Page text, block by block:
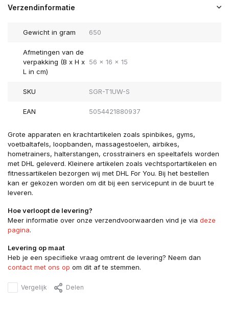
Verzendinformatie
Gewicht in gram 650
Afmetingen van de
verpakking (B x H x
L in cm)
56 x 16 x 15
SKU SGR-T1UW-S
EAN 5054421880937
Grote apparaten en krachtartikelen zoals spinbikes, gyms,
voetbaltafels, loopbanden, massagestoelen, airbikes,
hometrainers, halterstangen, crosstrainers en speeltafels worden
met DHL geleverd. Kleinere artikelen zoals vechtsportartikelen en
fitnessartikelen bezorgen wij met DHL For You. Bij het bestellen
kan er gekozen worden om dit bij een servicepunt in de buurt te
leveren.
Hoe verloopt de levering?
Meer informatie over onze verzendvoorwaarden vind je via deze
pagina.
Levering op maat
Heb je een specifieke vraag omtrent de levering? Neem dan
contact met ons op om dit af te stemmen.
Vergelijk Delen